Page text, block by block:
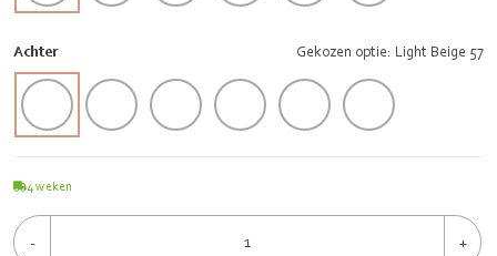
Achter Gekozen optie: Light Beige 57
4weken
- +